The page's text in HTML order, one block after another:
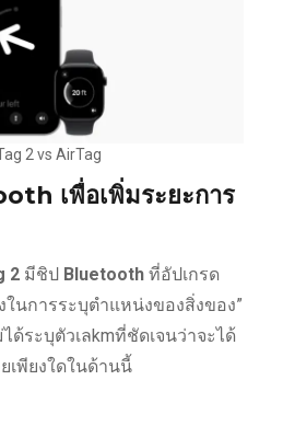
2 vs AirTag
เพื่อเพิ่มระยะการ
2มีชิป Bluetoothที่อัปเกรด
ในการระบุตำแหน่งของสิ่งของ”
ด้ระบุตัวเลkmที่ชัดเจนว่าจะได้
เพียงใดในด้านนี้